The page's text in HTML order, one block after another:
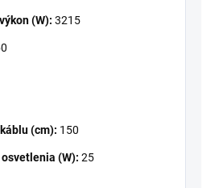
(W): 3215
(cm): 150
(W): 25